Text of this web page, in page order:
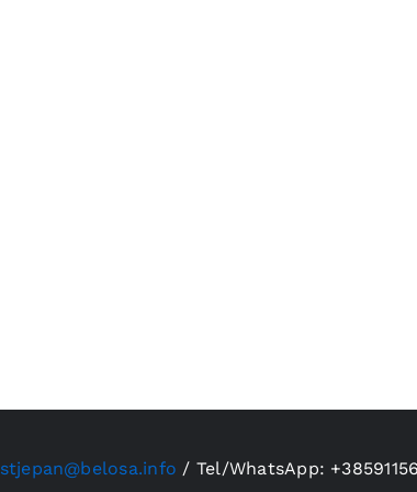
stjepan@belosa.info / Tel/WhatsApp: